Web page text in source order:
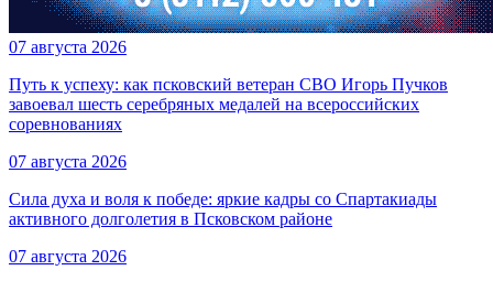
07 августа 2026
Путь к успеху: как псковский ветеран СВО Игорь Пучков
завоевал шесть серебряных медалей на всероссийских
соревнованиях
07 августа 2026
Сила духа и воля к победе: яркие кадры со Спартакиады
активного долголетия в Псковском районе
07 августа 2026